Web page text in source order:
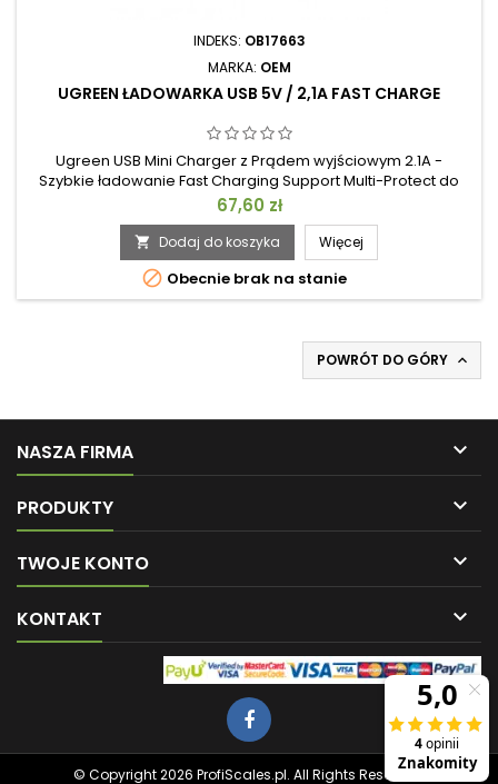
INDEKS: OB17663
MARKA: OEM
UGREEN ŁADOWARKA USB 5V / 2,1A FAST CHARGE
Ugreen USB Mini Charger z Prądem wyjściowym 2.1A -
Szybkie ładowanie Fast Charging Support Multi-Protect do
bezpiecznego ładowania, ochrony przeciwzwarciowej,
ochrony przeciwprzepięciowej, ochrony przed nadmiernym
rozładowaniem akumulatora i ochrony przed przegrzaniem
Trwała obudowa PC + ABS (poliwęglan / akrylonitryl-
butadien-styren) zapewnia odporność...
Cena
67,60 zł
 Dodaj do koszyka Więcej
 Obecnie brak na stanie
POWRÓT DO GÓRY 
NASZA FIRMA 
PRODUKTY 
TWOJE KONTO 
KONTAKT 
© Copyright 2026 ProfiScales.pl. All Rights Reserved.